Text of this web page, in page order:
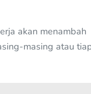
akan menambah
masing atau